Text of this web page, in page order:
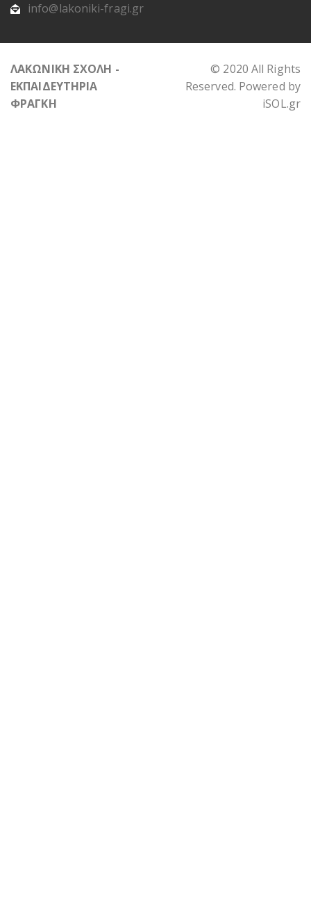
info@lakoniki-fragi.gr
ΛΑΚΩΝΙΚΗ ΣΧΟΛΗ -
ΕΚΠΑΙΔΕΥΤΗΡΙΑ
ΦΡΑΓΚΗ
© 2020 All Rights
Reserved. Powered by
iSOL.gr